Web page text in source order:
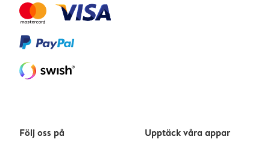
Följ oss på Upptäck våra appar